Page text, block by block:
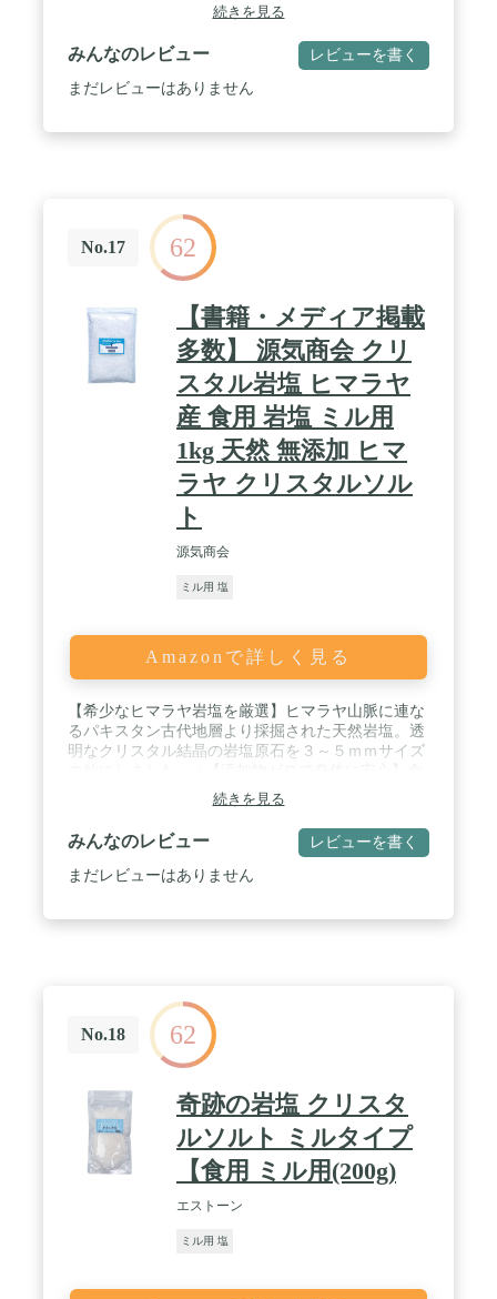
す。 / 原産国：パキスタン / 粒の大きさ：パウダー
続きを見る
みんなのレビュー レビューを書く
まだレビューはありません
No.17 62
【書籍・メディア掲載
多数】 源気商会 クリ
スタル岩塩 ヒマラヤ
産 食用 岩塩 ミル用
1kg 天然 無添加 ヒマ
ラヤ クリスタルソル
ト
源気商会
ミル用 塩
Amazonで詳しく見る
【希少なヒマラヤ岩塩を厳選】ヒマラヤ山脈に連な
るパキスタン古代地層より採掘された天然岩塩。透
明なクリスタル結晶の岩塩原石を３～５ｍｍサイズ
計な添加物等を一切含まないお塩です。岩塩なので
マイクロプラスチックなどの含有リスクもゼロ。安
心して召し上がっていただけます。 / 【料理をワン
ランク上の味わいに】スッキリとした塩味と、後味
に感じるわずかな甘味が食材のうま味を引き出しま
サポートします。 / 【多数のメディア実績】源気商
会のクリスタル岩塩は、新聞やお塩の専門誌でもた
びたび取り上げられています。
続きを見る
みんなのレビュー レビューを書く
まだレビューはありません
No.18 62
奇跡の岩塩 クリスタ
ルソルト ミルタイプ
【食用 ミル用(200g)
エストーン
ミル用 塩